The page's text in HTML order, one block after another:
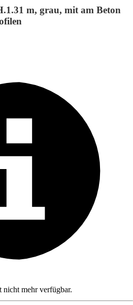
m, grau, mit am Beton
mehr verfügbar.